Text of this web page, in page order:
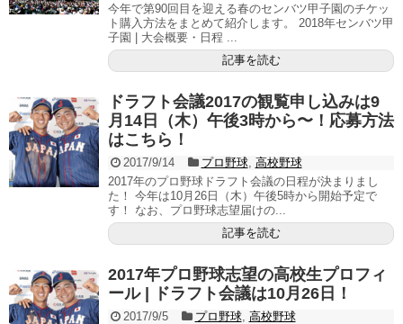
今年で第90回目を迎える春のセンバツ甲子園のチケッ
ト購入方法をまとめて紹介します。 2018年センバツ甲
子園 | 大会概要・日程 ...
記事を読む
ドラフト会議2017の観覧申し込みは9
月14日（木）午後3時から〜！応募方法
はこちら！
2017/9/14 プロ野球, 高校野球
2017年のプロ野球ドラフト会議の日程が決まりまし
た！ 今年は10月26日（木）午後5時から開始予定で
す！ なお、プロ野球志望届けの...
記事を読む
2017年プロ野球志望の高校生プロフィ
ール | ドラフト会議は10月26日！
2017/9/5 プロ野球, 高校野球